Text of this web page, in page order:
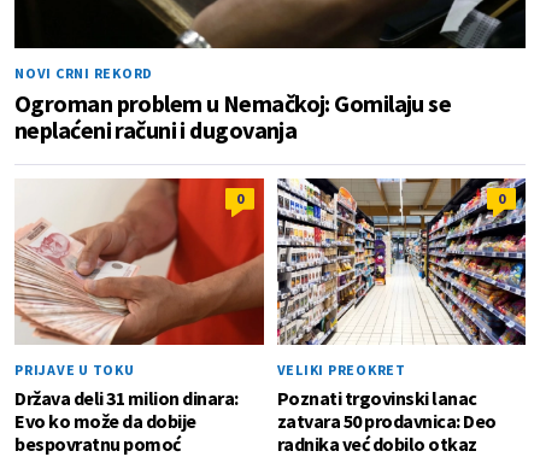
NOVI CRNI REKORD
Ogroman problem u Nemačkoj: Gomilaju se
neplaćeni računi i dugovanja
0
PRIJAVE U TOKU
Država deli 31 milion dinara:
Evo ko može da dobije
bespovratnu pomoć
0
VELIKI PREOKRET
Poznati trgovinski lanac
zatvara 50 prodavnica: Deo
radnika već dobilo otkaz